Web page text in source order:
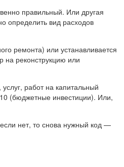
правильный. Или другая
определить вид расходов
ремонта) или устанавливается
на реконструкцию или
работ на капитальный
(бюджетные инвестиции). Или,
нет, то снова нужный код —